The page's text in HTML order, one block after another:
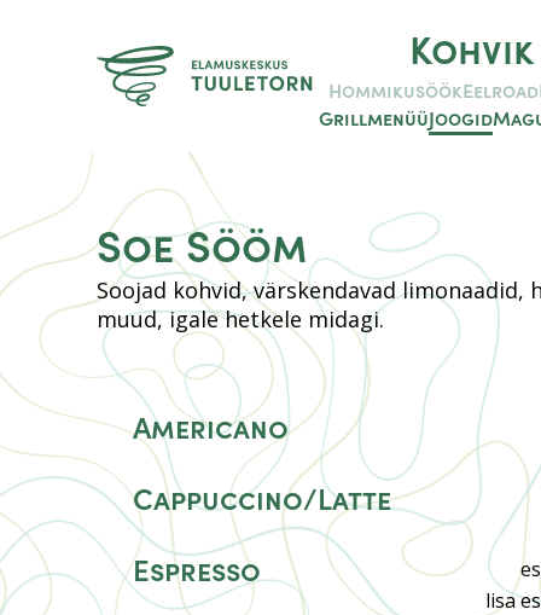
HommikusöökEelroad
GrillmenüüJoogid
Soe Sööm
Soojad kohvid, värskendavad limonaadid,
muud, igale hetkele midagi.
Americano
Cappuccino/Latte
Espresso
lisa